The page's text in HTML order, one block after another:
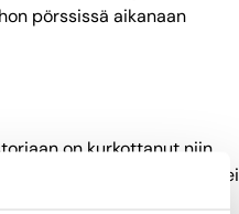
pörssissä aikanaan
on kurkottanut niin
vuodesta 1928. Siinä ei
eikä kaikkia